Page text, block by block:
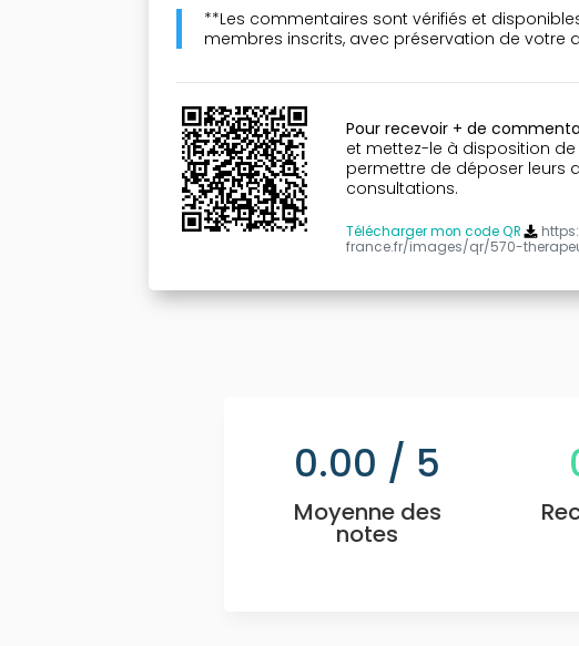
**Les commentaires sont vérifiés et
membres inscrits, avec préservation de votre
Pour recevoir + de
et mettez-le à disposition
permettre de déposer leurs
consultations.
Télécharger mon code QR
france.fr/images/qr/570-
0.00 / 5
Moyenne des
notes